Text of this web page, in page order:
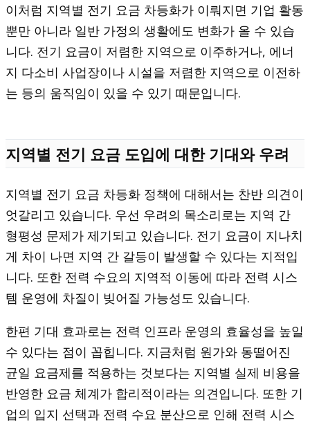
이처럼 지역별 전기 요금 차등화가 이뤄지면 기업 활동
뿐만 아니라 일반 가정의 생활에도 변화가 올 수 있습
니다. 전기 요금이 저렴한 지역으로 이주하거나, 에너
지 다소비 사업장이나 시설을 저렴한 지역으로 이전하
는 등의 움직임이 있을 수 있기 때문입니다.
지역별 전기 요금 도입에 대한 기대와 우려
지역별 전기 요금 차등화 정책에 대해서는 찬반 의견이
엇갈리고 있습니다. 우선 우려의 목소리로는 지역 간
형평성 문제가 제기되고 있습니다. 전기 요금이 지나치
게 차이 나면 지역 간 갈등이 발생할 수 있다는 지적입
니다. 또한 전력 수요의 지역적 이동에 따라 전력 시스
템 운영에 차질이 빚어질 가능성도 있습니다.
한편 기대 효과로는 전력 인프라 운영의 효율성을 높일
수 있다는 점이 꼽힙니다. 지금처럼 원가와 동떨어진
균일 요금제를 적용하는 것보다는 지역별 실제 비용을
반영한 요금 체계가 합리적이라는 의견입니다. 또한 기
업의 입지 선택과 전력 수요 분산으로 인해 전력 시스